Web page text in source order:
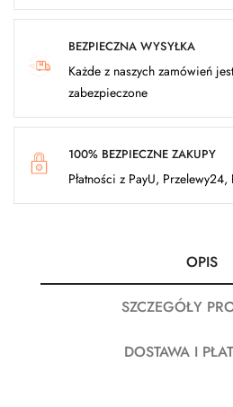
BEZPIECZNA WYSYŁKA
Każde z naszych zamówień
zabezpieczone
100% BEZPIECZNE ZAKUPY
Płatności z PayU,
OPIS
SZCZEGÓŁY
DOSTAWA I